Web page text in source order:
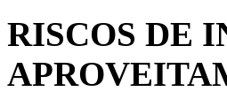
RISCOS DE